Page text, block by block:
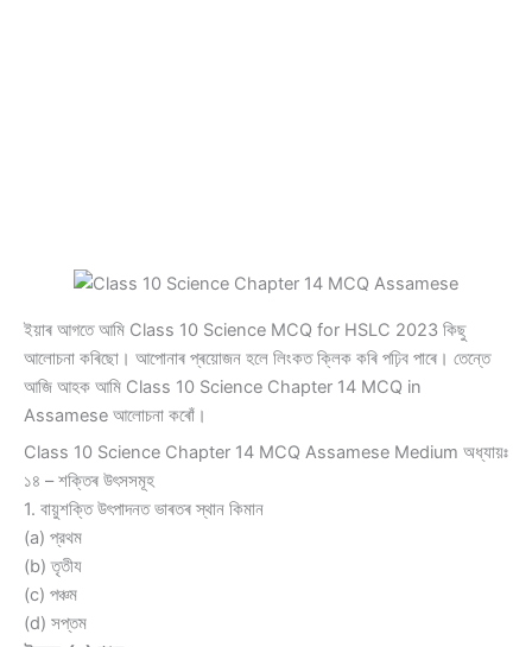
ইয়াৰ আগতে আমি Class 10 Science MCQ for HSLC 2023 কিছু
আলোচনা কৰিছো। আপোনাৰ প্ৰয়োজন হলে লিংকত ক্লিক কৰি পঢ়িব পাৰে। তেন্তে
আজি আহক আমি Class 10 Science Chapter 14 MCQ in
Assamese আলোচনা কৰোঁ।
Class 10 Science Chapter 14 MCQ Assamese Medium অধ্যায়ঃ
১৪ – শক্তিৰ উৎসসমূহ
1. বায়ুশক্তি উৎপাদনত ভাৰতৰ স্থান কিমান
(a) প্রথম
(b) তৃতীয
(c) পঞ্চম
(d) সপ্তম